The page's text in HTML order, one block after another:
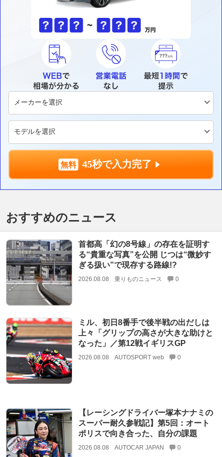
45秒で入力完了
おすすめのニュース
首都高「幻の8号線」の存在を証明す
る“貴重な写真”を公開 じつは“微妙す
ぎる扱い”で現存する路線!?
2026.08.08 乗りものニュース 0
ミル、初日8番手で後半戦の出だしは
上々「グリップの高さが大きな助けと
なった」／第12戦イギリスGP
2026.08.08 AUTOSPORT web 0
【レーシングドライバー塚本ナナミの
スーパー耐久参戦記】第5回：オート
ポリスで向き合った、自分の課題
2026.08.08 AUTOCAR JAPAN 0